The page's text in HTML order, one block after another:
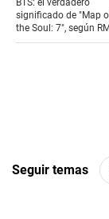
BTS: el verdadero
significado de "Map
the Soul: 7", según RM
Seguir temas